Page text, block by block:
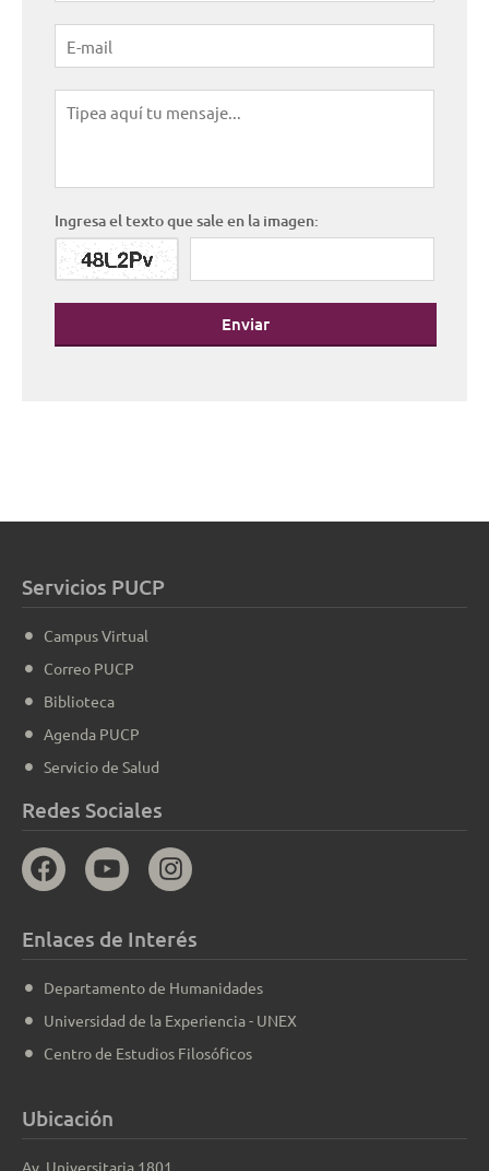
Ingresa el texto que sale en la imagen:
Enviar
Servicios PUCP
Campus Virtual
Correo PUCP
Biblioteca
Agenda PUCP
Servicio de Salud
Redes Sociales
Enlaces de Interés
Departamento de Humanidades
Universidad de la Experiencia - UNEX
Centro de Estudios Filosóficos
Ubicación